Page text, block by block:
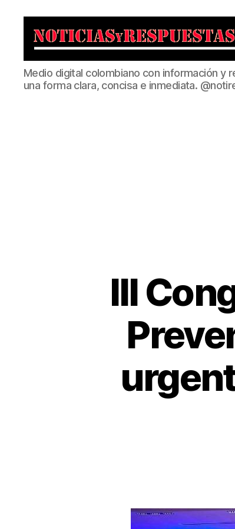
Noticias
y
Respuestas
Medio digital colombiano con información y
una forma clara, concisa e inmediata.
III